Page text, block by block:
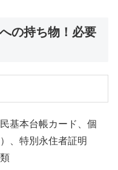
の持ち物！必要
基本台帳カード、個
、特別永住者証明